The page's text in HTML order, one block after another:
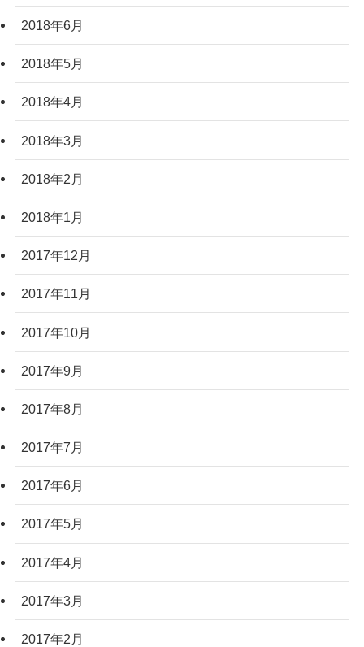
2018年6月
2018年5月
2018年4月
2018年3月
2018年2月
2018年1月
2017年12月
2017年11月
2017年10月
2017年9月
2017年8月
2017年7月
2017年6月
2017年5月
2017年4月
2017年3月
2017年2月